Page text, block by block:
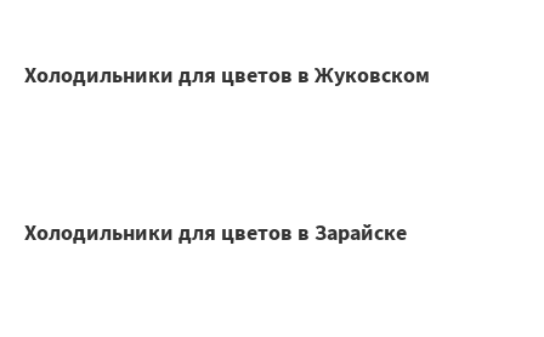
Холодильники для цветов в Жуковском
Холодильники для цветов в Зарайске